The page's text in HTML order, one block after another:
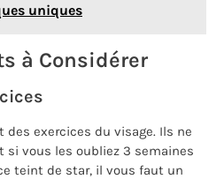
uniques
à Considérer
des exercices du visage. Ils ne
vous les oubliez 3 semaines
teint de star, il vous faut un